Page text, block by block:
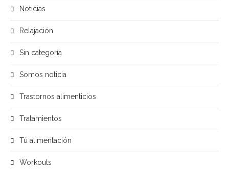
Noticias
Relajación
Sin categoría
Somos noticia
Trastornos alimenticios
Tratamientos
Tú alimentación
Workouts